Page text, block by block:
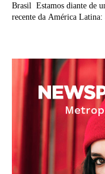
Brasil Estamos diante de
recente da América Latina: